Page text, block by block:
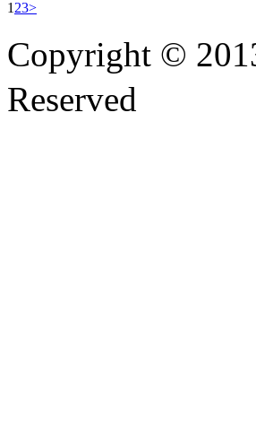
1 23>
Copyright ©
Reserved